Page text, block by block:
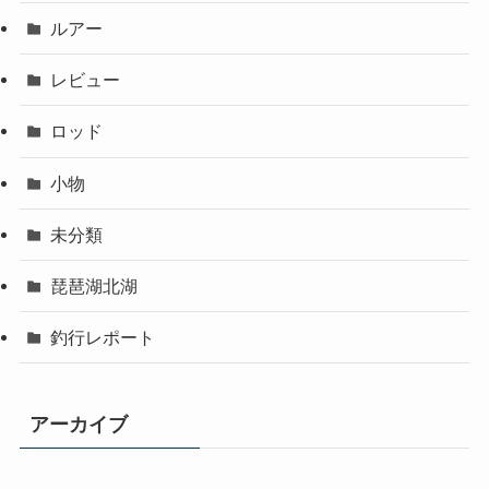
ルアー
レビュー
ロッド
小物
未分類
琵琶湖北湖
釣行レポート
アーカイブ